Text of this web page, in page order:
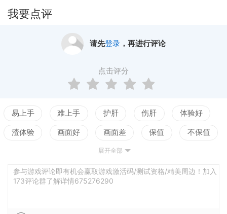
我要点评
请先登录，再进行评论
点击评分
易上手 难上手 护肝 伤肝 体验好
渣体验 画面好 画面差 保值 不保值
测试
展开全部
参与游戏评论即有机会赢取游戏激活码/测试资格/精美周边！加入
173评论群了解详情675276290